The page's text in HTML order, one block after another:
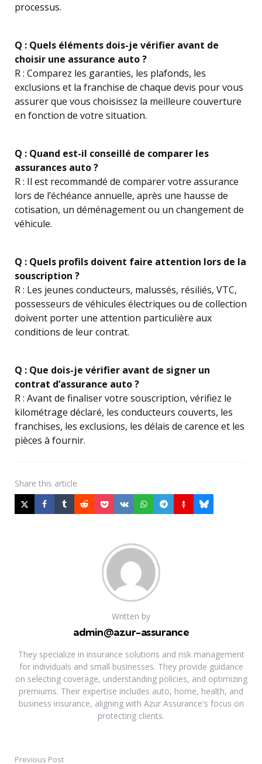
processus.
Q : Quels éléments dois-je vérifier avant de
choisir une assurance auto ?
R : Comparez les garanties, les plafonds, les
exclusions et la franchise de chaque devis pour vous
assurer que vous choisissez la meilleure couverture
en fonction de votre situation.
Q : Quand est-il conseillé de comparer les
assurances auto ?
R : Il est recommandé de comparer votre assurance
lors de l’échéance annuelle, après une hausse de
cotisation, un déménagement ou un changement de
véhicule.
Q : Quels profils doivent faire attention lors de la
souscription ?
R : Les jeunes conducteurs, malussés, résiliés, VTC,
possesseurs de véhicules électriques ou de collection
doivent porter une attention particulière aux
conditions de leur contrat.
Q : Que dois-je vérifier avant de signer un
contrat d’assurance auto ?
R : Avant de finaliser votre souscription, vérifiez le
kilométrage déclaré, les conducteurs couverts, les
franchises, les exclusions, les délais de carence et les
pièces à fournir.
Share this article
Written by
admin@azur-assurance
They specialize in insurance solutions and risk management
for individuals and small businesses. They provide guidance
on selecting coverage, understanding policies, and optimizing
premiums. Their expertise includes auto, home, health, and
business insurance, aligning with Azur Assurance's focus on
protecting clients.
Previous Post